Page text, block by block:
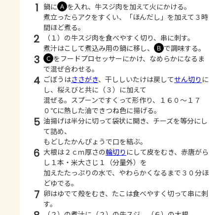
1 鍋に Ａ を入れ、牛スジ肉を加えて火にかける。
煮立ったらアクをすくい、「ほんだし」を加えて３時
間ほど煮る。
2
（１）の牛スジ肉を食べやすく切り、串に刺す。
煮汁はこして煮込み用の鍋に移し、
Ｂ で調味する。
3 Ｃ をフードプロセッサーにかけ、なめらかになるま
で混ぜ合わせる。
4 ごぼうはささがき、干ししいたけは戻してせん切り に
し、桜えびと共に（３）に加えて
混ぜる。スプーンですくって形作り、１６０～１７
０℃に熱した油できつね色に揚げる。
5 油揚げは半分に切って袋状に開き、チーズを等分にし
て詰め、
もどしたかんぴょうで口を結ぶ。
6 大根は２ｃｍ厚さの輪切り にして皮をむき、赤唐がら
し１本・米大さじ１（分量外）を
加えたたっぷりの水で、やわらかくなるまで３０分ほ
どゆでる。
7 卵はゆでて殻をむき、たこは食べやすく切って串に刺
す。